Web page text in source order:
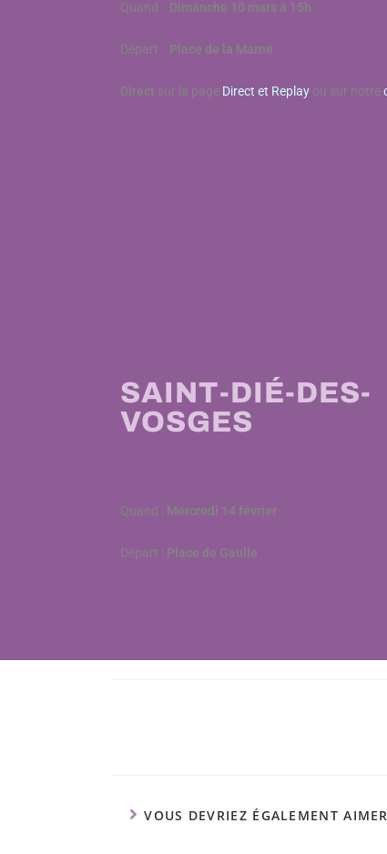
Quand : Dimanche 10 mars à 15h
Départ : Place de la Marne
Direct sur la page Direct et Replay ou sur notre
SAINT-DIÉ-DES-
VOSGES
Quand : Mercredi 14 février
Départ : Place de Gaulle
VOUS DEVRIEZ ÉGALEMENT AIMER